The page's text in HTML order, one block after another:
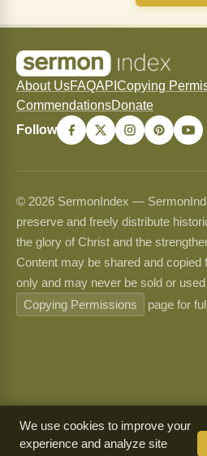
About UsFAQAPI Copying
CommendationsDonate
Follow
© 2026 SermonIndex —
preserve and freely distribute
the glory of Christ and the
Content may be shared and
only and may never be sold or
Copying Permissions
page for
We use cookies to improve your
experience and analyze site